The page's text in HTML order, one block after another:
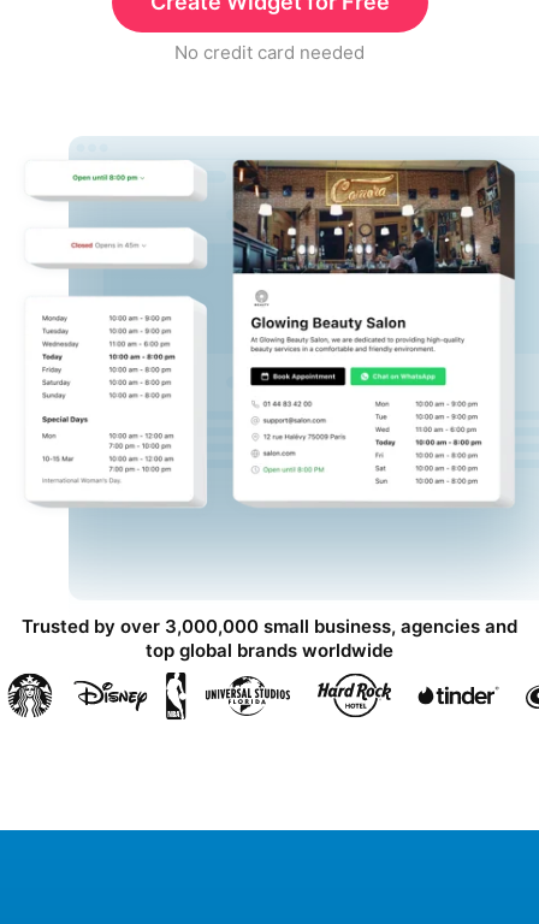
No credit card needed
Trusted by over 3,000,000 small business, agencies and
top global brands worldwide